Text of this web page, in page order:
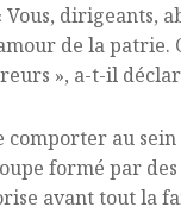
dirigeants,
de la patrie.
», a-t-il
comporter au
formé par des
avant tout la